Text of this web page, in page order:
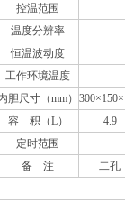
控温范围
温度分辨率
恒温波动度
工作环境温度
胆尺寸（mm）
容 积（L）
4.9
定时范围
备 注
二孔